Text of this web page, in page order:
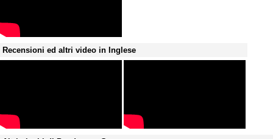
Recensioni ed altri video in Inglese